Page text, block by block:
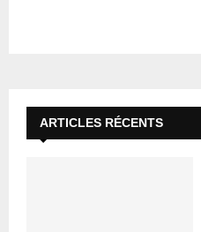
ARTICLES RÉCENTS